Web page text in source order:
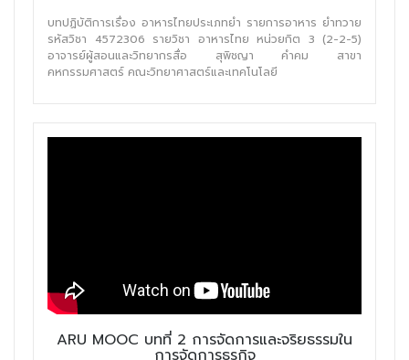
บทปฏิบัติการเรื่อง อาหารไทยประเภทยำ รายการอาหาร ยำทวาย
รหัสวิชา 4572306 รายวิชา อาหารไทย หน่วยกิต 3 (2-2-5)
อาจารย์ผู้สอนและวิทยากรสื่อ สุพิชญา คำคม สาขา
คหกรรมศาสตร์ คณะวิทยาศาสตร์และเทคโนโลยี
ARU MOOC บทที่ 2 การจัดการและจริยธรรมใน
การจัดการธุรกิจ